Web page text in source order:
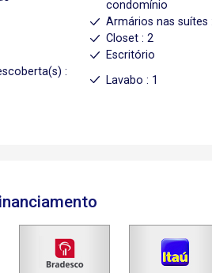
condomínio
Armários nas suítes
Closet : 2
Escritório
:
Lavabo : 1